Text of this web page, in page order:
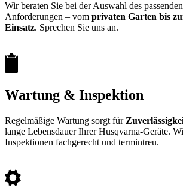
Wir beraten Sie bei der Auswahl des
Anforderungen – vom privaten Garten bis
Einsatz. Sprechen Sie uns an.
Wartung & Inspektion
Regelmäßige Wartung sorgt für
lange Lebensdauer Ihrer Husqvarna-Geräte.
Inspektionen fachgerecht und termintreu.